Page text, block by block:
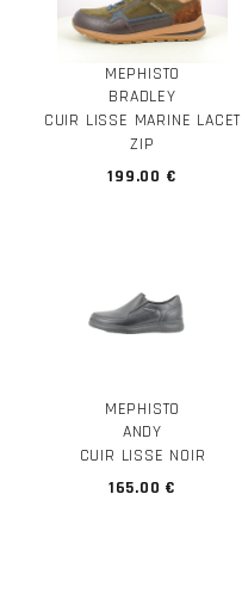
MEPHISTO
BRADLEY
CUIR LISSE MARINE LACET
ZIP
199.00 €
MEPHISTO
ANDY
CUIR LISSE NOIR
165.00 €